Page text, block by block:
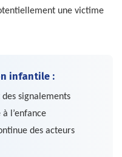
une victime
infantile :
signalements
l’enfance
des acteurs